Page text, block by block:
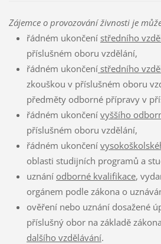
Zájemce o provozování živnosti je
řádném ukončení středního
příslušném oboru vzdělání,
řádném ukončenístředního
zkouškou v příslušném oboru
předměty odborné přípravy v
řádném ukončení vyššího
příslušném oboru vzdělání,
řádném ukončení
oblasti studijních programů a
uznání odborné kvalifikace,
orgánem podle zákona o
ověření nebo uznání dosažené
příslušný obor na základě
dalšího vzdělávání.